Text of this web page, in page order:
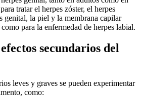
tratar el herpes zóster, el herpes
genital, la piel y la membrana capilar
para la enfermedad de herpes labial.
secundarios del
leves y graves se pueden experimentar
como: